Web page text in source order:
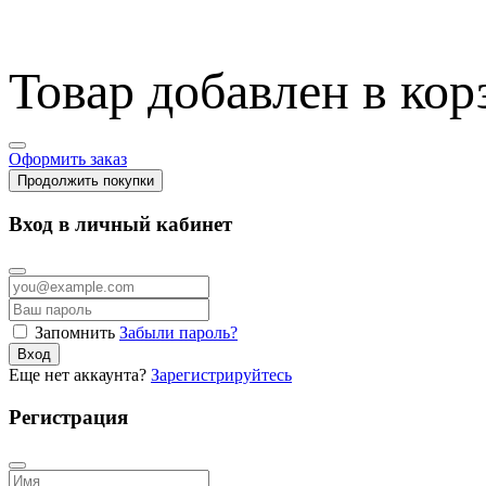
Товар добавлен в
Оформить заказ
Продолжить покупки
Вход в личный кабинет
Запомнить Забыли пароль?
Вход
Еще нет аккаунта? Зарегистрируйтесь
Регистрация